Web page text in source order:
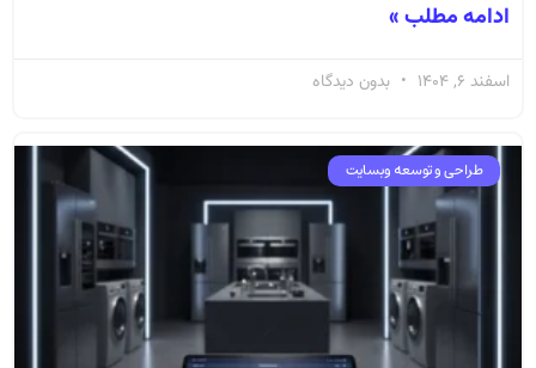
ادامه مطلب »
اسفند 6, 1404 بدون دیدگاه
طراحی و توسعه وبسایت